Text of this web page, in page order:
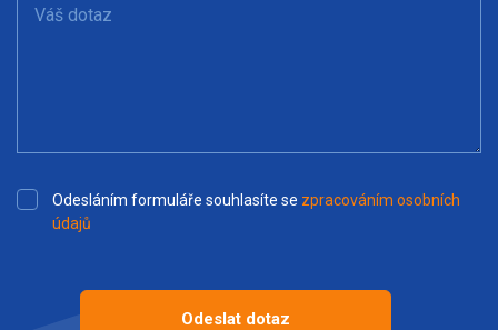
Váš dotaz
Odesláním formuláře souhlasíte se zpracováním osobních
údajů
Odeslat dotaz